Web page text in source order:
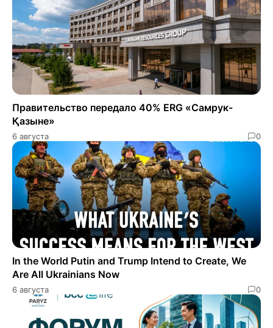
Правительство передало 40% ERG «Самрук-
Қазыне»
6 августа 0
In the World Putin and Trump Intend to Create, We
Are All Ukrainians Now
6 августа 0